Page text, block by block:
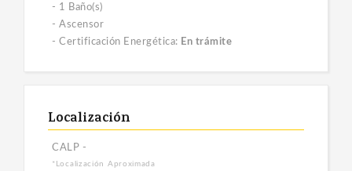
- 1 Baño(s)
- Ascensor
- Certificación Energética: En trámite
Localización
CALP -
*Localización Aproximada